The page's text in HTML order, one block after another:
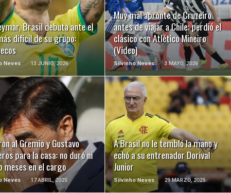
Brasil debuta ante el
dificil de su grupo:
Neves 13 JUNIO, 2026
LEER MÁS
Muy mal apronte de Cruzeiro
antes de viajar a Chile: perdió el
clásico con Atlético Mineiro
(Video)
Silvinho Neves 3 MAYO, 2026
LEER MÁS
al Gremio y Gustavo
para la casa: no duró ni
meses en el cargo
Neves 17 ABRIL, 2025
LEER MÁS
A Brasil no le tembló la mano y
echó a su entrenador Dorival
Junior
Silvinho Neves 29 MARZO, 2025
LEER MÁS